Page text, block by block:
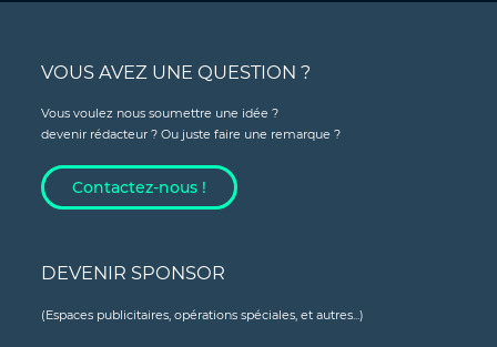
VOUS AVEZ UNE QUESTION ?
Vous voulez nous soumettre une idée ?
devenir rédacteur ? Ou juste faire une remarque ?
Contactez-nous !
DEVENIR SPONSOR
(Espaces publicitaires, opérations spéciales, et autres...)